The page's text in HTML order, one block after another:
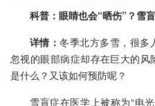
科普：眼睛也会“晒伤”？雪
详情：冬季北方多雪，很多
忽视的眼部病症却存在巨大的
是什么？又该如何预防呢？
雪盲症在医学上被称为“电